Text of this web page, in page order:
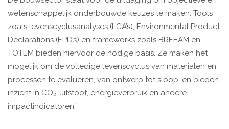
wetenschappelijk onderbouwde keuzes te maken. Tools
zoals levenscyclusanalyses (LCA’s), Environmental Product
Declarations (EPD’s) en frameworks zoals BREEAM en
TOTEM bieden hiervoor de nodige basis. Ze maken het
mogelijk om de volledige levenscyclus van materialen en
processen te evalueren, van ontwerp tot sloop, en bieden
inzicht in CO₂-uitstoot, energieverbruik en andere
impactindicatoren.”